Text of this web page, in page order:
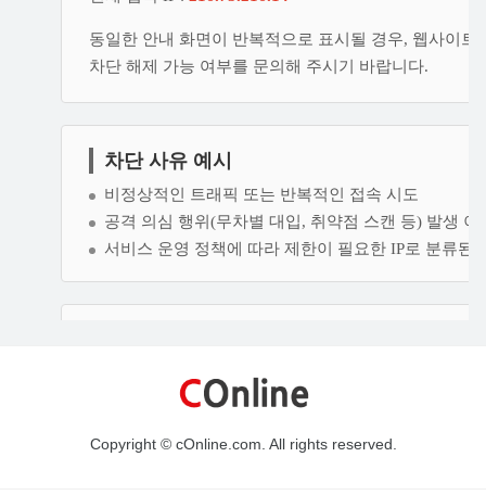
Copyright © cOnline.com. All rights reserved.